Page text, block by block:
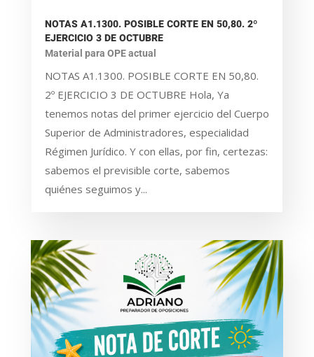
NOTAS A1.1300. POSIBLE CORTE EN 50,80. 2º
EJERCICIO 3 DE OCTUBRE
Material para OPE actual
NOTAS A1.1300. POSIBLE CORTE EN 50,80.
2º EJERCICIO 3 DE OCTUBRE Hola, Ya
tenemos notas del primer ejercicio del Cuerpo
Superior de Administradores, especialidad
Régimen Jurídico. Y con ellas, por fin, certezas:
sabemos el previsible corte, sabemos
quiénes seguimos y...